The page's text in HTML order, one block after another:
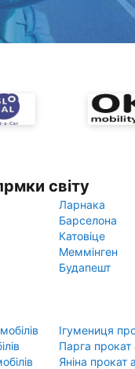
світу
Ларнака
Барселона
Катовіце
Меммінген
Будапешт
Ігумениця
Парга прокат
Яніна прокат